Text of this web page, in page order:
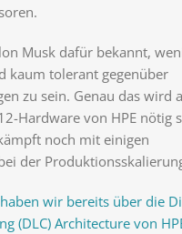
Musk dafür bekannt,
kaum tolerant gegenüber
zu sein. Genau das wird
Hardware von HPE nötig
noch mit einigen
der
haben wir bereits über die
(DLC) Architecture von